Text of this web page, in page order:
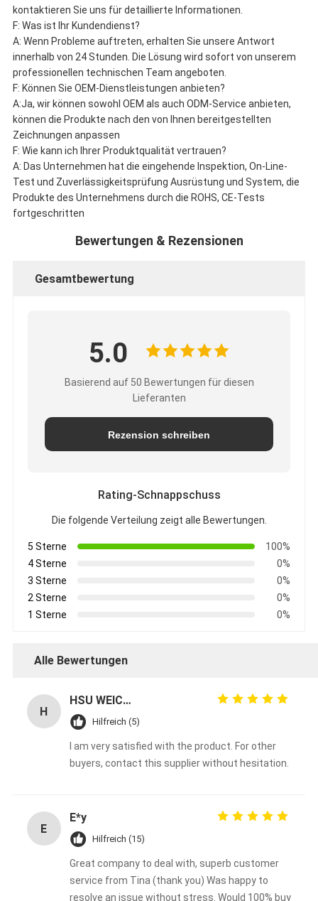
kontaktieren Sie uns für detaillierte Informationen.
F: Was ist Ihr Kundendienst?
A: Wenn Probleme auftreten, erhalten Sie unsere Antwort
innerhalb von 24 Stunden. Die Lösung wird sofort von unserem
professionellen technischen Team angeboten.
F: Können Sie OEM-Dienstleistungen anbieten?
A:Ja, wir können sowohl OEM als auch ODM-Service anbieten,
können die Produkte nach den von Ihnen bereitgestellten
Zeichnungen anpassen
F: Wie kann ich Ihrer Produktqualität vertrauen?
A: Das Unternehmen hat die eingehende Inspektion, On-Line-
Test und Zuverlässigkeitsprüfung Ausrüstung und System, die
Produkte des Unternehmens durch die ROHS, CE-Tests
fortgeschritten
Bewertungen & Rezensionen
Gesamtbewertung
5.0
Basierend auf 50 Bewertungen für diesen
Lieferanten
Rezension schreiben
Rating-Schnappschuss
Die folgende Verteilung zeigt alle Bewertungen.
5 Sterne
100%
4 Sterne
0%
3 Sterne
0%
2 Sterne
0%
1 Sterne
0%
Alle Bewertungen
H
HSU WEICHUNG
Hilfreich (5)
I am very satisfied with the product. For other
buyers, contact this supplier without hesitation.
E
E*y
Hilfreich (15)
Great company to deal with, superb customer
service from Tina (thank you) Was happy to
resolve an issue without stress. Would 100% buy